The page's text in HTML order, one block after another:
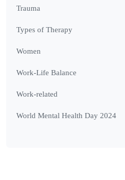
Trauma
Types of Therapy
Women
Work-Life Balance
Work-related
World Mental Health Day 2024